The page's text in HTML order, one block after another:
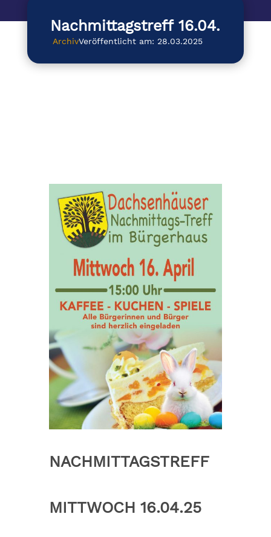
Nachmittagstreff 16.04.
ArchivVeröffentlicht am: 28.03.2025
NACHMITTAGSTREFF
MITTWOCH 16.04.25